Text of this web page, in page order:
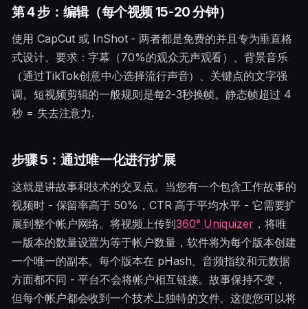
第 4 步：编辑（每个视频 15-20 分钟）
使用 CapCut 或 InShot - 两者都是免费的并且专为垂直格
式设计。要求：字幕（70%的观众无声观看）、背景音乐
（通过TikTok创意中心选择流行声音）、关键点的文字强
调。短视频剪辑的一般规则是每2-3秒换帧。静态帧超过 4
秒 = 失去注意力.
步骤 5：通过唯一化进行扩展
这就是讲故事和技术的交叉点。当您有一个包含工作故事的
视频时 - 保留率高于 50%，CTR 高于平均水平 - 它需要扩
展到整个帐户网络。将视频上传到360° Uniquizer，将唯
一版本的数量设置为等于帐户数量，软件将为每个版本创建
一个唯一的副本。每个版本在 pHash、音频指纹和元数据
方面都不同 - 平台不会将帐户相互链接。故事保持不变，
但每个帐户都会收到一个技术上独特的文件。这使您可以将